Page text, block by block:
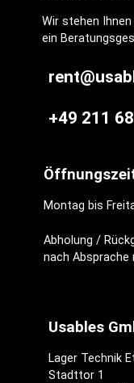
Wir stehen
ein
+49 211
Montag bis
Abholung /
nach Absprache
Usables
Lager Technik
Stadttor 1